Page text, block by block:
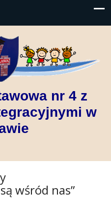
nr 4 z
w
wśród nas”